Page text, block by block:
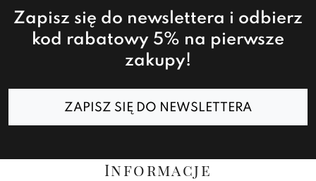
Zapisz się do newslettera i odbierz
kod rabatowy 5% na pierwsze
zakupy!
ZAPISZ SIĘ DO NEWSLETTERA
Informacje